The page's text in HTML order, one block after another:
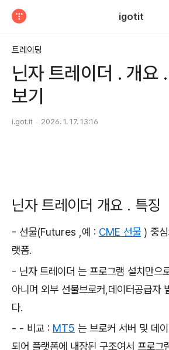
igotit
트레이딩
닌자 트레이더 . 개요
보기
i.got.it 2026. 1. 17. 13:16
닌자 트레이더 개요 . 특징
- 선물(Futures ,예 : CME 선물 ) 중
랫폼.
- 닌자 트레이더 는 프로그램 설치만으
아니며 외부 선물브로커,데이터공급자
다.
- - 비교 : MT5 는 브로커 서버 및 데
되어 플랫폼에 내장된 구조여서 프로그